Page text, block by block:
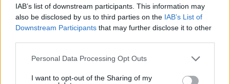
IAB’s list of downstream participants. This information may
also be disclosed by us to third parties on the IAB’s List of
Downstream Participants that may further disclose it to other
Please note that this website/app uses one or more Google
not limited to your visit or usage behaviour. You may click to
Personal Data Processing Opt Outs
I want to opt-out of the Sharing of my
Στο Α΄ Νεκροταφείο το μνημόσυνο
για τον έναν χρόνο από τον θάνατο